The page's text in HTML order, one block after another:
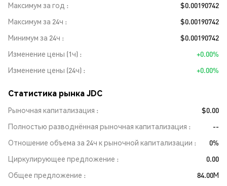
Максимум за год
$0.00190742
Максимум за 24ч
$0.00190742
Минимум за 24ч
$0.00190742
Изменение цены (1ч)
+0.00%
Изменение цены (24ч)
+0.00%
Статистика рынка JDC
Рыночная капитализация
$0.00
Полностью разводнённая рыночная капитализация
--
Отношение объема за 24ч к рыночной капитализации
0%
Циркулирующее предложение
0.00
Общее предложение
84.00M